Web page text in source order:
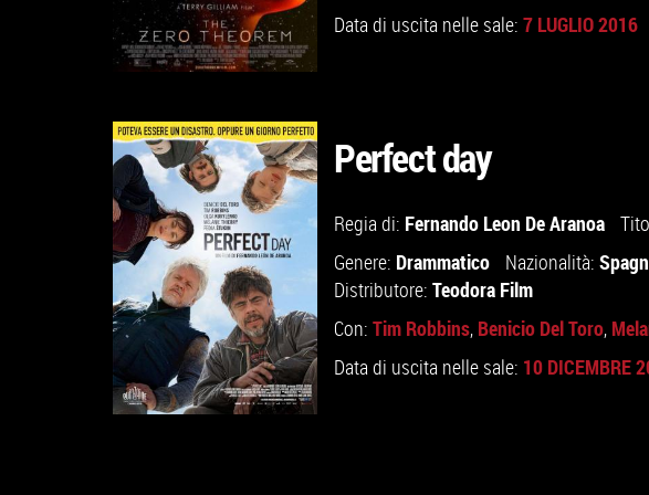
GUARDA IL TRAILER
VAI ALLA SCHEDA
Data di uscita nelle sale: 7 LUGLIO 2016
Perfect day
Regia di: Fernando Leon De Aranoa
Genere: Drammatico Nazionalità:
Distributore: Teodora Film
Con: Tim Robbins, Benicio Del Toro,
Data di uscita nelle sale: 10 DICEMBRE